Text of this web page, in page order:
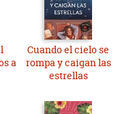
a
Cuando el cielo se
rompa y caigan las
estrellas